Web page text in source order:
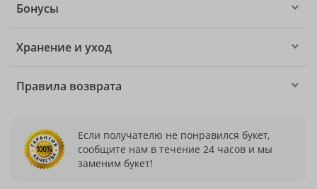
Бонусы
Хранение и уход
Правила возврата
Если получателю не понравился букет,
сообщите нам в течение 24 часов и мы
заменим букет!